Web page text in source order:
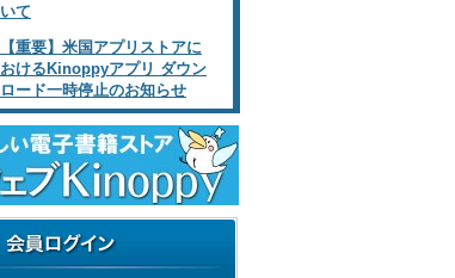
いて
【重要】米国アプリストアに
おけるKinoppyアプリ ダウン
ロード一時停止のお知らせ